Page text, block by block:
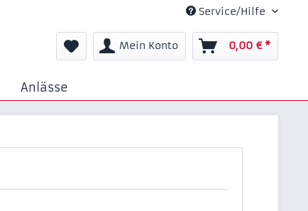
Service/Hilfe
Mein Konto 0,00 € *
Anlässe